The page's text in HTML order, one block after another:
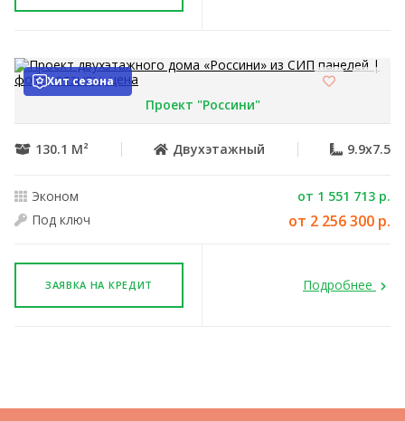
Хит сезона
Проект "Россини"
130.1 М² Двухэтажный 9.9x7.5
Эконом
от 1 551 713 р.
Под ключ
от 2 256 300 р.
ЗАЯВКА НА КРЕДИТ Подробнее